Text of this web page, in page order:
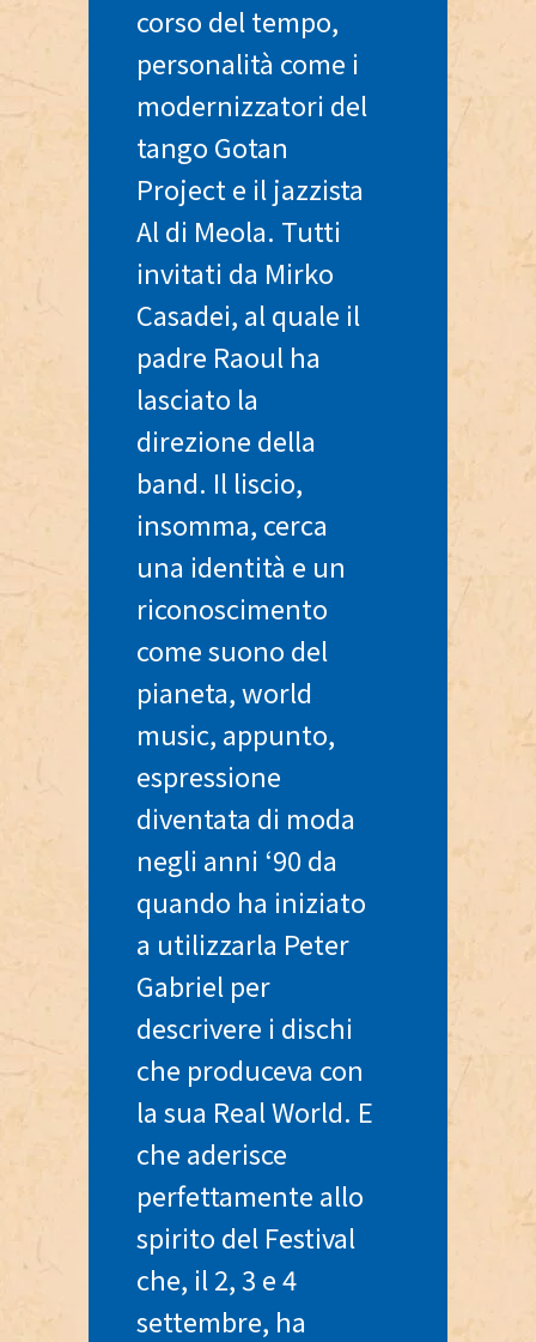
corso del tempo,
personalità come i
modernizzatori del
tango Gotan
Project e il jazzista
Al di Meola. Tutti
invitati da Mirko
Casadei, al quale il
padre Raoul ha
lasciato la
direzione della
band. Il liscio,
insomma, cerca
una identità e un
riconoscimento
come suono del
pianeta, world
music, appunto,
espressione
diventata di moda
negli anni ‘90 da
quando ha iniziato
a utilizzarla Peter
Gabriel per
descrivere i dischi
che produceva con
la sua Real World. E
che aderisce
perfettamente allo
spirito del Festival
che, il 2, 3 e 4
settembre, ha